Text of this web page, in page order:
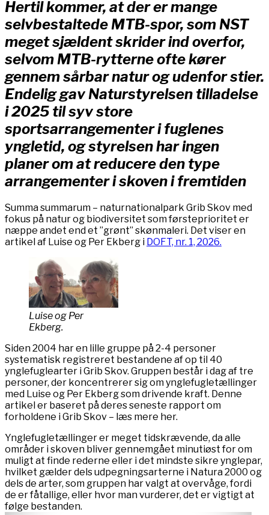
Hertil kommer, at der er mange
selvbestaltede MTB-spor, som NST
meget sjældent skrider ind overfor,
selvom MTB-rytterne ofte kører
gennem sårbar natur og udenfor stier.
Endelig gav Naturstyrelsen tilladelse
i 2025 til syv store
sportsarrangementer i fuglenes
yngletid, og styrelsen haringen
planer om at reducere den type
arrangementer i skoven i fremtiden
Summa summarum – naturnationalpark Grib Skov med
fokus på natur og biodiversitet som førsteprioritet er
næppe andet end et ”grønt” skønmaleri. Det viser en
artikel af Luise og Per Ekberg i DOFT, nr. 1, 2026.
Luise og Per
Ekberg.
Siden 2004 har en lille gruppe på 2-4 personer
systematisk registreret bestandene af op til 40
ynglefuglearter i Grib Skov. Gruppen består i dag af tre
personer, der koncentrerer sig om ynglefugletællinger
med Luise og Per Ekberg som drivende kraft. Denne
artikel er baseret på deres seneste rapport om
forholdene i Grib Skov – læs mere her.
Ynglefugletællinger er meget tidskrævende, da alle
områder i skoven bliver gennemgået minutiøst for om
muligt at finde rederne eller i det mindste sikre ynglepar,
hvilket gælder dels udpegningsarterne i Natura 2000 og
dels de arter, som gruppen har valgt at overvåge, fordi
de er fåtallige, eller hvor man vurderer, det er vigtigt at
følge bestanden.